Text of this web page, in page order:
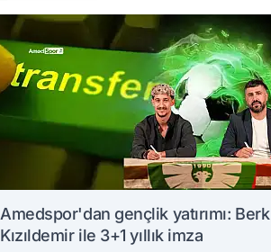
Amedspor'dan gençlik yatırımı: Berk
Kızıldemir ile 3+1 yıllık imza